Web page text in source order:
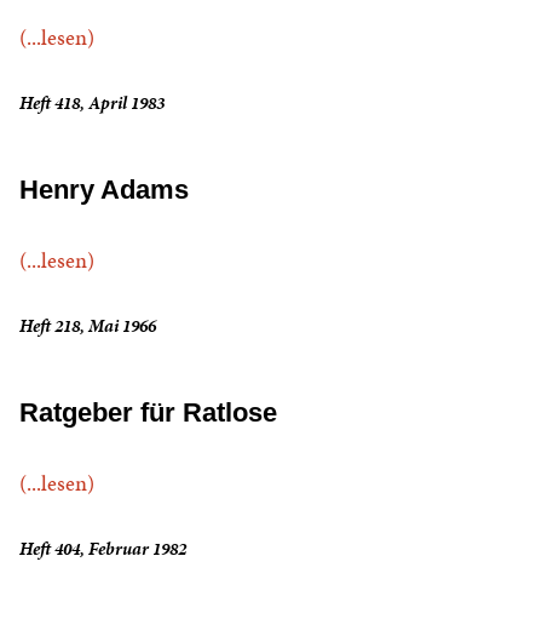
(...lesen)
Heft 418, April 1983
Henry Adams
(...lesen)
Heft 218, Mai 1966
Ratgeber für Ratlose
(...lesen)
Heft 404, Februar 1982